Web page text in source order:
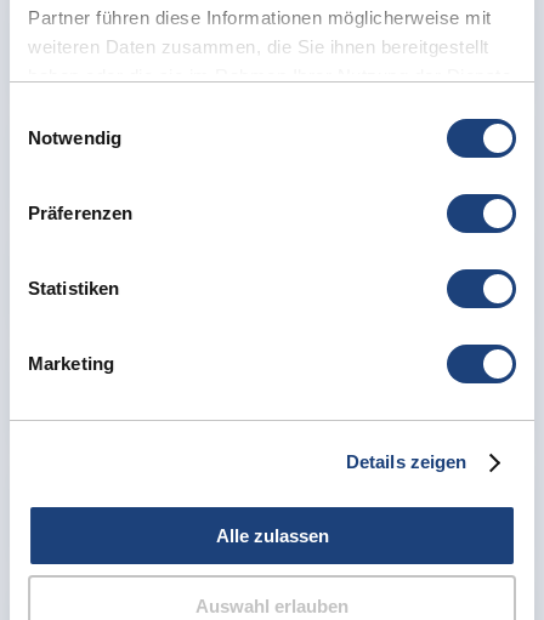
Partner führen diese Informationen möglicherweise mit
weiteren Daten zusammen, die Sie ihnen bereitgestellt
Notwendig
Präferenzen
Statistiken
Marketing
Details zeigen
Alle zulassen
Auswahl erlauben
Hinter-dem-Ohr-Hörgeräte
Trockenboxen